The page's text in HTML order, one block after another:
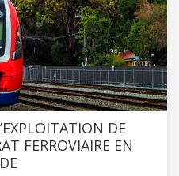
DE
FERROVIAIRE EN